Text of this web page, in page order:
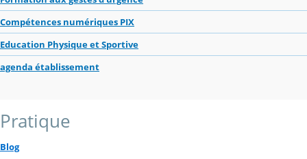
Compétences numériques PIX
Education Physique et Sportive
agenda établissement
Pratique
Blog